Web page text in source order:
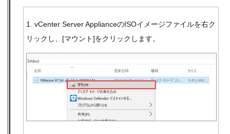
1. vCenter Server ApplianceのISOイメージファイルを右ク
リックし、 [マウント]をクリックします。